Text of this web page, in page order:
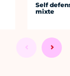
Self
mixte